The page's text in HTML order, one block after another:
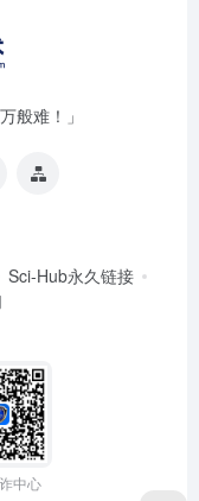
般难！」
Sci-Hub永久链接
中心